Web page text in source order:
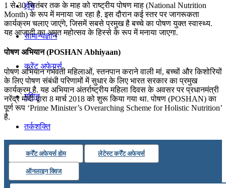
होम
सामान्यज्ञान
करेंट अफेयर्स
गणित
तर्कशक्ति
कंप्यूटर
1 से 30 सितंबर तक के माह को राष्ट्रीय पोषण माह (National Nutrition
Month) के रूप में मनाया जा रहा है. इस दौरान कई स्तर पर जागरूकता
कार्यक्रम चलाए जाएंगे, जिसमें सबसे प्रमुख है बच्चे का पोषण युक्त स्वास्थ्य.
यह आजादी का अमृत महोत्सव के हिस्से के रूप में मनाया जाएगा.
पोषण अभियान (POSHAN Abhiyaan)
पोषण अभियान गर्भवती महिलाओं, स्तनपान कराने वाली मां, बच्चों और किशोरियों
के लिए पोषण संबंधी परिणामों में सुधार के लिए भारत सरकार का प्रमुख
कार्यक्रम है. यह अभियान अंतर्राष्ट्रीय महिला दिवस के अवसर पर प्रधानमंत्री
नरेंद्र मोदी द्वारा 8 मार्च 2018 को शुरू किया गया था. पोषण (POSHAN) का
पूर्ण रूप ‘Prime Minister’s Overarching Scheme for Holistic Nutrition’
है.
कर्रेंट अफेयर्स होम लेटेस्ट कर्रेंट अफेयर्स
ऑनलाइन क्विज